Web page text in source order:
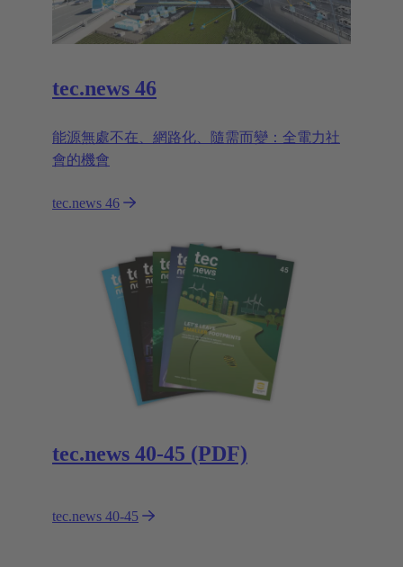
tec.news 46
能源無處不在、網路化、隨需而變：全電力社
會的機會
tec.news 46
tec.news 40-45 (PDF)
tec.news 40-45